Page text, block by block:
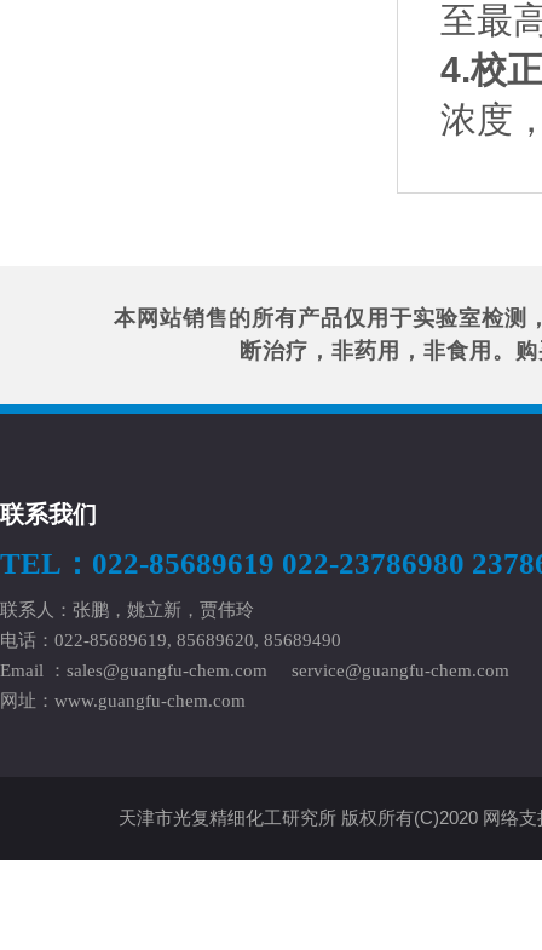
至最
4.校
浓度
本网站销售的所有产品仅用于实验室检测
断治疗，非药用，非食用。
联系我们
TEL：022-85689619 022-23786980
联系人：张鹏，姚立新，贾伟玲
电话：022-85689619, 85689620, 85689490
Email ： sales@guangfu-chem.com
service@guangfu-chem.com
网址： www.guangfu-chem.com
天津市光复精细化工研究所版权所有(C)2020 网络支